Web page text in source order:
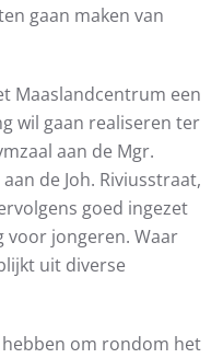
gaan maken van
Maaslandcentrum een
wil gaan realiseren ter
aan de Mgr.
de Joh. Riviusstraat,
goed ingezet
voor jongeren. Waar
uit diverse
om rondom het